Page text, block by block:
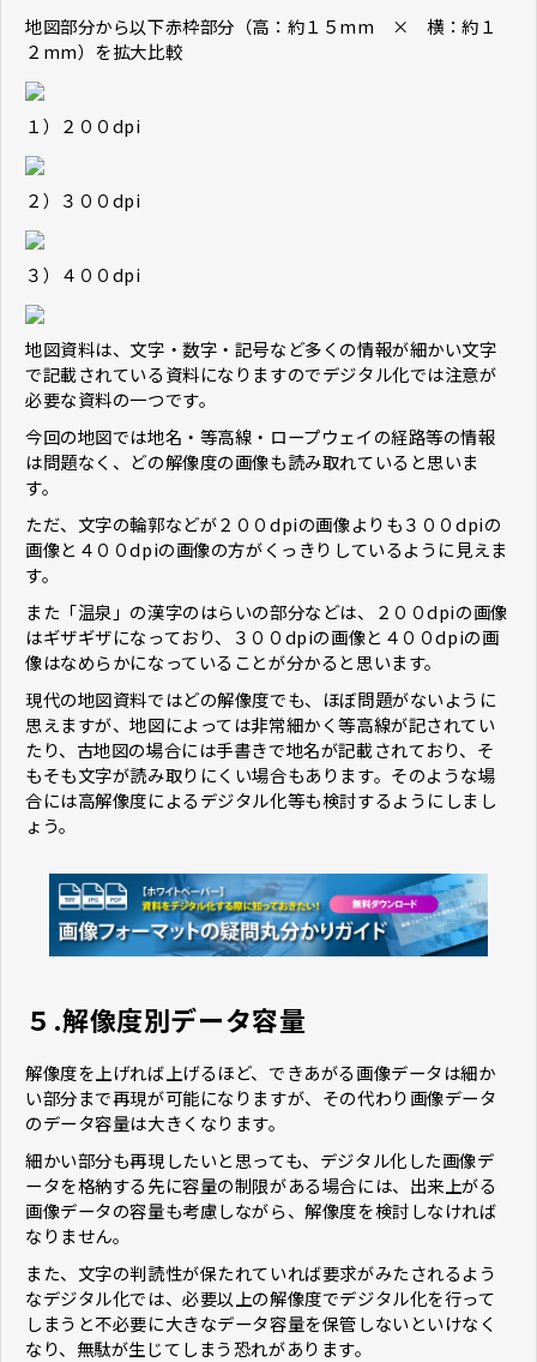
地図部分から以下赤枠部分（高：約１５mm × 横：約１
２mm）を拡大比較
１）２００dpi
２）３００dpi
３）４００dpi
地図資料は、文字・数字・記号など多くの情報が細かい文字
で記載されている資料になりますのでデジタル化では注意が
必要な資料の一つです。
今回の地図では地名・等高線・ロープウェイの経路等の情報
は問題なく、どの解像度の画像も読み取れていると思いま
す。
ただ、文字の輪郭などが２００dpiの画像よりも３００dpiの
画像と４００dpiの画像の方がくっきりしているように見えま
す。
また「温泉」の漢字のはらいの部分などは、２００dpiの画像
はギザギザになっており、３００dpiの画像と４００dpiの画
像はなめらかになっていることが分かると思います。
現代の地図資料ではどの解像度でも、ほぼ問題がないように
思えますが、地図によっては非常細かく等高線が記されてい
たり、古地図の場合には手書きで地名が記載されており、そ
もそも文字が読み取りにくい場合もあります。そのような場
合には高解像度によるデジタル化等も検討するようにしまし
ょう。
５.解像度別データ容量
解像度を上げれば上げるほど、できあがる画像データは細か
い部分まで再現が可能になりますが、その代わり画像データ
のデータ容量は大きくなります。
細かい部分も再現したいと思っても、デジタル化した画像デ
ータを格納する先に容量の制限がある場合には、出来上がる
画像データの容量も考慮しながら、解像度を検討しなければ
なりません。
また、文字の判読性が保たれていれば要求がみたされるよう
なデジタル化では、必要以上の解像度でデジタル化を行って
しまうと不必要に大きなデータ容量を保管しないといけなく
なり、無駄が生じてしまう恐れがあります。